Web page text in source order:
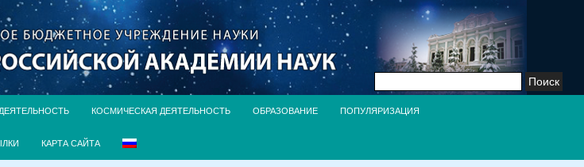
Найти:
КОСМИЧЕСКАЯ ДЕЯТЕЛЬНОСТЬ ОБРАЗОВАНИЕ ПОПУЛЯРИЗАЦИЯ
КАРТА САЙТА